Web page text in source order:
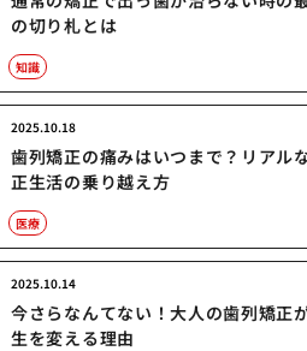
の切り札とは
知識
歯列矯正の痛みはいつまで？リアル
正生活の乗り越え方
2025.10.18
医療
今さらなんてない！大人の歯列矯正
生を変える理由
2025.10.14